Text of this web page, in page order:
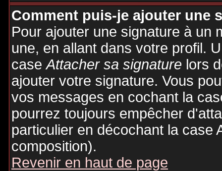
Comment puis-je ajouter une
Pour ajouter une signature à un
une, en allant dans votre profil.
caseAttacher sa signaturelors
ajouter votre signature. Vous
vos messages en cochant la
pourrez toujours empêcher
particulier en décochant la case
composition).
Revenir en haut de page